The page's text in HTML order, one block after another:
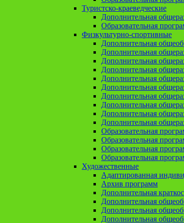
Туристско-краеведческие
Дополнительная
Образовательная
Физкультурно-спортивные
Дополнительная
Дополнительная
Дополнительная
Дополнительная
Дополнительная
Дополнительная
Дополнительная
Дополнительная
Дополнительная
Дополнительная
Образовательная
Образовательная
Образовательная
Образовательная
Художественные
Адаптированная
Архив программ
Дополнительная
Дополнительная
Дополнительная
Дополнительная